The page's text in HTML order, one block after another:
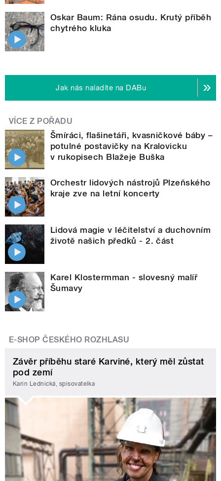
Oskar Baum: Rána osudu. Krutý příběh
chytrého kluka
Jak nás naladíte na DABu
VÍCE Z POŘADU
Šmíráci, flašinetáři, kvasničkové báby –
potulné postavičky na Kralovicku
v rukopisech Blažeje Buška
Orchestr lidových nástrojů Plzeňského
kraje zve na letní koncerty
Lidová magie v léčitelství a duchovním
životě našich předků - 2. část
Karel Klostermman - slovesný malíř
Šumavy
E-SHOP ČESKÉHO ROZHLASU
Závěr příběhu staré Karviné, který měl zůstat
pod zemí
Karin Lednická, spisovatelka